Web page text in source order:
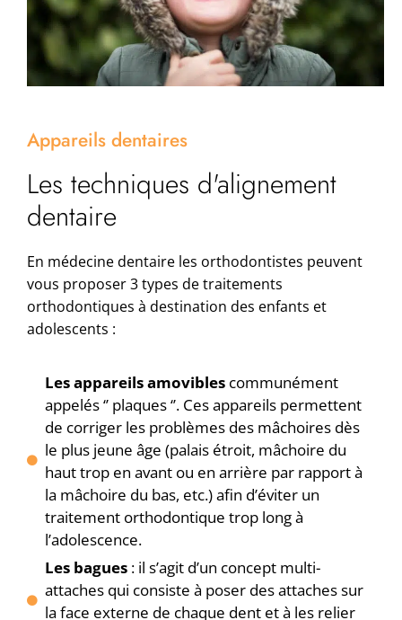
Appareils dentaires
Les techniques d'alignement
dentaire
En médecine dentaire les orthodontistes peuvent
vous proposer 3 types de traitements
orthodontiques à destination des enfants et
adolescents :
Les appareils amovibles communément
appelés ‘’ plaques ‘’. Ces appareils permettent
de corriger les problèmes des mâchoires dès
le plus jeune âge (palais étroit, mâchoire du
haut trop en avant ou en arrière par rapport à
la mâchoire du bas, etc.) afin d’éviter un
traitement orthodontique trop long à
l’adolescence.
Les bagues : il s’agit d’un concept multi-
attaches qui consiste à poser des attaches sur
la face externe de chaque dent et à les relier